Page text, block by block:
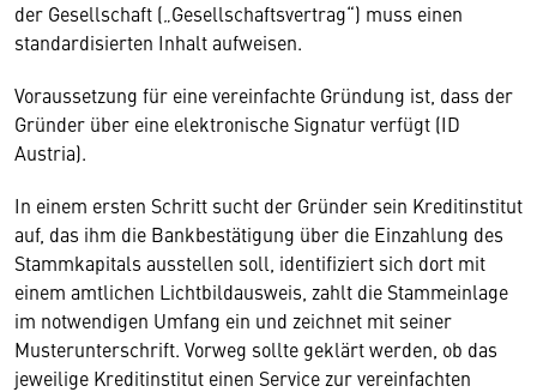
der Gesellschaft („Gesellschaftsvertrag“) muss einen
standardisierten Inhalt aufweisen.
Voraussetzung für eine vereinfachte Gründung ist, dass der
Gründer über eine elektronische Signatur verfügt (ID
Austria).
In einem ersten Schritt sucht der Gründer sein Kreditinstitut
auf, das ihm die Bankbestätigung über die Einzahlung des
Stammkapitals ausstellen soll, identifiziert sich dort mit
einem amtlichen Lichtbildausweis, zahlt die Stammeinlage
im notwendigen Umfang ein und zeichnet mit seiner
Musterunterschrift. Vorweg sollte geklärt werden, ob das
jeweilige Kreditinstitut einen Service zur vereinfachten